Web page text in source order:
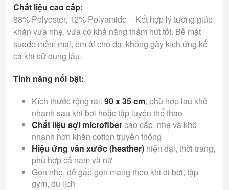
Chất liệu cao cấp:
88% Polyester, 12% Polyamide – Kết hợp lý tưởng giúp
khăn vừa nhẹ, vừa có khả năng thấm hút tốt. Bề mặt
suede mềm mại, êm ái cho da, không gây kích ứng kể
cả khi sử dụng lâu.
Tính năng nổi bật:
Kích thước rộng rãi:90 x 35 cm, phù hợp lau khô
nhanh sau khi bơi hoặc tập luyện thể thao
Chất liệu sợi microfibercao cấp, nhẹ và khô
nhanh hơn khăn cotton truyền thống
Hiệu ứng vân xước (heather) hiện đại, thời trang,
phù hợp cả nam và nữ
Gọn nhẹ, dễ gấp gọn mang theo khi đi bơi, tập
gym, du lịch